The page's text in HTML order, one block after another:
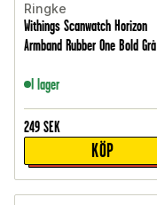
Ringke
Withings Scanwatch Horizon
Armband Rubber One Bold Grå
I lager
249 SEK
KÖP